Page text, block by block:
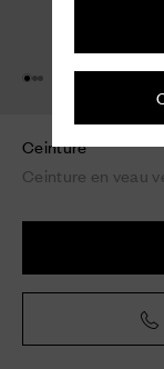
Ceinture
Ceinture en veau